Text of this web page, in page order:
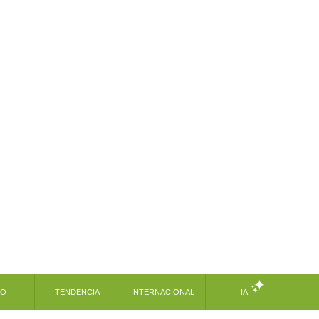
TENDENCIA INTERNACIONAL IA